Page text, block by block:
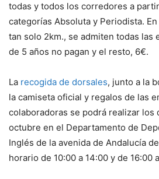
todas y todos los corredores a
categorías Absoluta y Periodista.
tan solo 2km., se admiten todas las
de 5 años no pagan y el resto, 6€.
La recogida de dorsales, junto a la
la camiseta oficial y regalos de las
colaboradoras se podrá realizar los
octubre en el Departamento de
Inglés de la avenida de Andalucía
horario de 10:00 a 14:00 y de 16:00